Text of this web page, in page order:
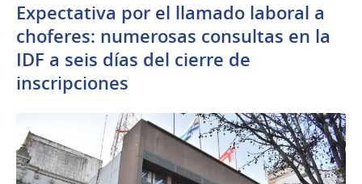
Expectativa por el llamado laboral a
choferes: numerosas consultas en la
IDF a seis días del cierre de
inscripciones